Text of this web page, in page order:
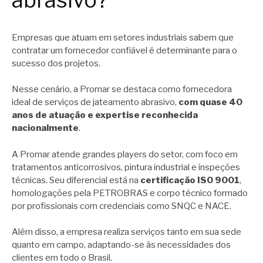
Empresas que atuam em setores industriais sabem que
contratar um fornecedor confiável é determinante para o
sucesso dos projetos.
Nesse cenário, a Promar se destaca como fornecedora
ideal de serviços de jateamento abrasivo, com quase 40
anos de atuação e expertise reconhecida
nacionalmente.
A Promar atende grandes players do setor, com foco em
tratamentos anticorrosivos, pintura industrial e inspeções
técnicas. Seu diferencial está na certificação ISO 9001,
homologações pela PETROBRAS e corpo técnico formado
por profissionais com credenciais como SNQC e NACE.
Além disso, a empresa realiza serviços tanto em sua sede
quanto em campo, adaptando-se às necessidades dos
clientes em todo o Brasil.